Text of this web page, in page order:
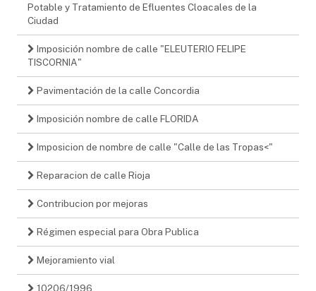
Potable y Tratamiento de Efluentes Cloacales de la
Ciudad
Imposición nombre de calle "ELEUTERIO FELIPE
TISCORNIA"
Pavimentación de la calle Concordia
Imposición nombre de calle FLORIDA
Imposicion de nombre de calle "Calle de las Tropas<"
Reparacion de calle Rioja
Contribucion por mejoras
Régimen especial para Obra Publica
Mejoramiento vial
10206/1996